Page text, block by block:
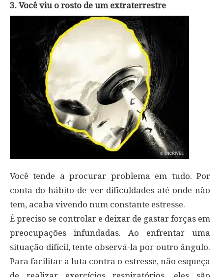
3. Você viu o rosto de um extraterrestre
Você tende a procurar problema em tudo. Por
conta do hábito de ver dificuldades até onde não
tem, acaba vivendo num constante estresse.
É preciso se controlar e deixar de gastar forças em
preocupações infundadas. Ao enfrentar uma
situação difícil, tente observá-la por outro ângulo.
Para facilitar a luta contra o estresse, não esqueça